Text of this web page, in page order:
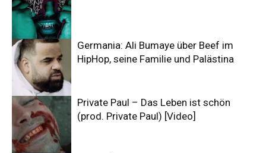
Germania: Ali Bumaye über Beef im
HipHop, seine Familie und Palästina
Private Paul – Das Leben ist schön
(prod. Private Paul) [Video]